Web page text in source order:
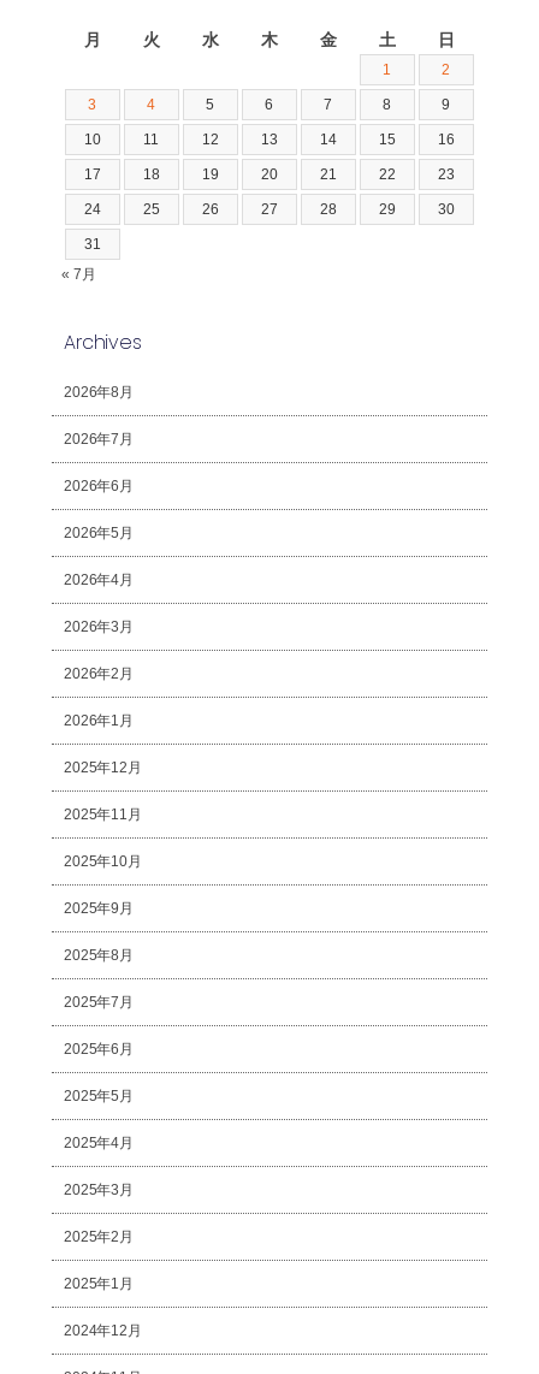
月 火 水 木 金 土 日
1 2
3 4 5 6 7 8 9
10 11 12 13 14 15 16
17 18 19 20 21 22 23
24 25 26 27 28 29 30
31
« 7月
Archives
2026年8月
2026年7月
2026年6月
2026年5月
2026年4月
2026年3月
2026年2月
2026年1月
2025年12月
2025年11月
2025年10月
2025年9月
2025年8月
2025年7月
2025年6月
2025年5月
2025年4月
2025年3月
2025年2月
2025年1月
2024年12月